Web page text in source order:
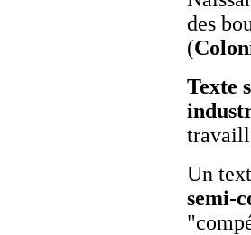
des
(
Texte
Un
semi-